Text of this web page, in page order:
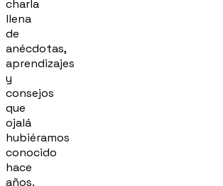
charla
llena
de
anécdotas,
aprendizajes
y
consejos
que
ojalá
hubiéramos
conocido
hace
años.